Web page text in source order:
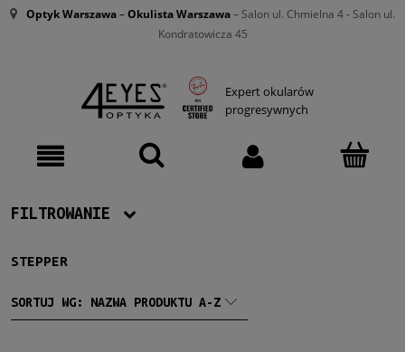
Optyk Warszawa–Okulista Warszawa– Salon ul. Chmielna 4 - Salon ul.
Kondratowicza 45
Expert okularów
progresywnych
FILTROWANIE
Producent
Stepper (42)
STEPPER
SORTUJ WG: NAZWA PRODUKTU A-Z